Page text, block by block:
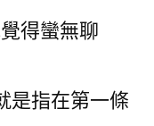
得蠻無聊
是指在第一條